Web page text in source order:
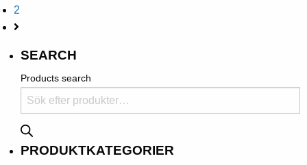
2
SEARCH
Products search
PRODUKTKATEGORIER